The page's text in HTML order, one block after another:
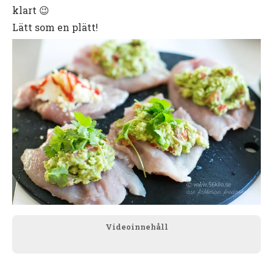
klart 😉
Lätt som en plätt!
Videoinnehåll